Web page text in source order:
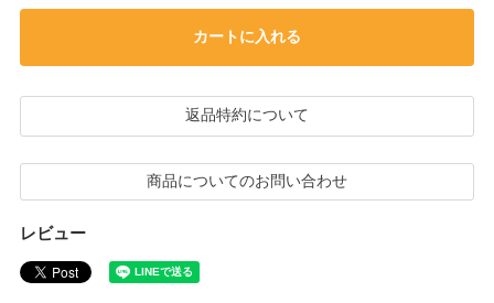
カートに入れる
返品特約について
商品についてのお問い合わせ
レビュー